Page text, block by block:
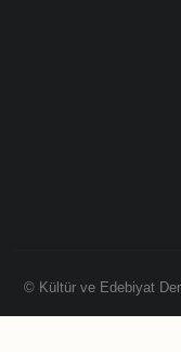
© Kültür ve Edebiyat